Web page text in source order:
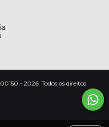
- 2026. Todos os direitos